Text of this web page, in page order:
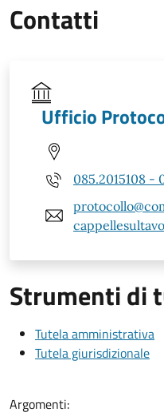
Contatti
Ufficio
085.2015108 -
Strumenti di
Tutela amministrativa
Tutela giurisdizionale
Argomenti: